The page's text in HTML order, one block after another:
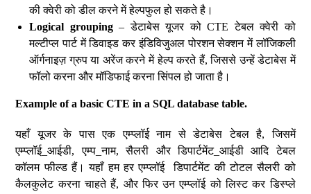
की क्वेरी को डील करने में हेल्पफुल हो सकते है।
Logical grouping– डेटाबेस यूजर को CTE टेबल क्वेरी को
मल्टीप्ल पार्ट में डिवाइड कर इंडिविजुअल पोरशन सेक्शन में लॉजिकली
ऑर्गनाइज़ ग्रुप या अरेंज करने में हेल्प करते हैं, जिससे उन्हें डेटाबेस में
फॉलो करना और मॉडिफाई करना सिंपल हो जाता है।
Example of a basic CTE in a SQL database table.
यहाँ यूजर के पास एक एम्प्लॉई नाम से डेटाबेस टेबल है, जिसमें
एम्प्लॉई_आईडी, एम्प_नाम, सैलरी और डिपार्टमेंट_आईडी आदि टेबल
कॉलम फील्ड हैं। यहाँ हम हर एम्प्लॉई डिपार्टमेंट की टोटल सैलरी को
कैलकुलेट करना चाहते हैं, और फिर उन एम्प्लॉई को लिस्ट कर डिस्प्ले